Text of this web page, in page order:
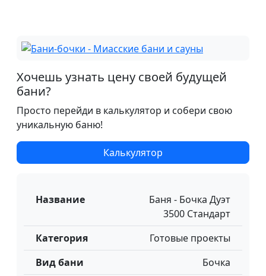
Хочешь узнать цену своей будущей
бани?
Просто перейди в калькулятор и собери свою
уникальную баню!
Калькулятор
Название
Баня - Бочка Дуэт
3500 Стандарт
Категория
Готовые проекты
Вид бани
Бочка